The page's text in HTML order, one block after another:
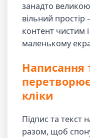
занадто великою
вільний
контент чистим
маленькому
Написання
кліки
Підпис та текст
разом, щоб